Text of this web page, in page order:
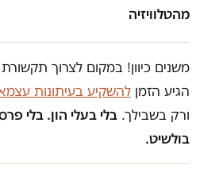
מהטלוויזיה
משנים כיוון! במקום לצרוך
הגיע הזמן להשקיע בעיתונות
ורק בשבילך. בלי בעלי הון. בלי
בולשיט.